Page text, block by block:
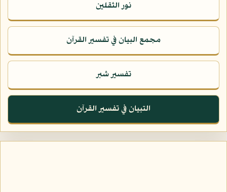
نور الثقلين
مجمع البيان في تفسير القرآن
تفسير شبر
التبيان في تفسير القرآن